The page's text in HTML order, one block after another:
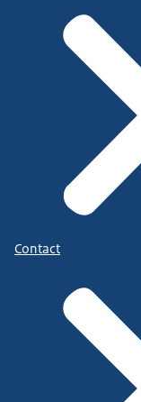
Contact